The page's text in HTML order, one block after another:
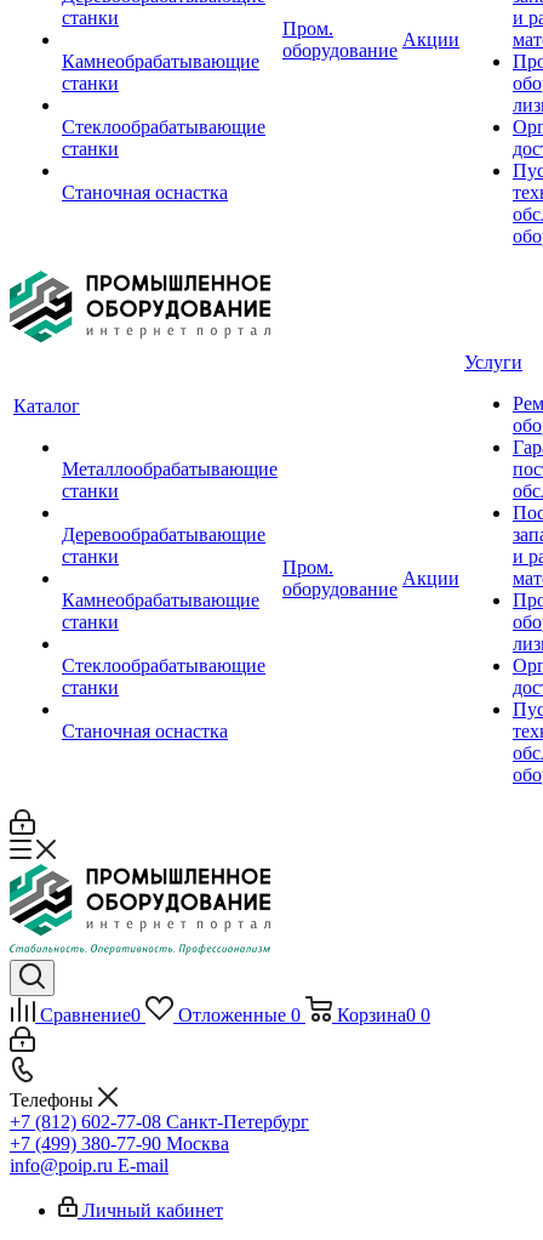
станки
Камнеобрабатывающие
станки
Стеклообрабатывающие
станки
Станочная оснастка
Пром.
оборудование
Акции
и
Каталог
Металлообрабатывающие
станки
Деревообрабатывающие
станки
Камнеобрабатывающие
станки
Стеклообрабатывающие
станки
Станочная оснастка
Пром.
оборудование
Акции
Услуги
и
Сравнение0 Отложенные 0 Корзина0 0
Телефоны
+7 (812) 602-77-08 Санкт-Петербург
+7 (499) 380-77-90 Москва
info@poip.ru E-mail
Личный кабинет